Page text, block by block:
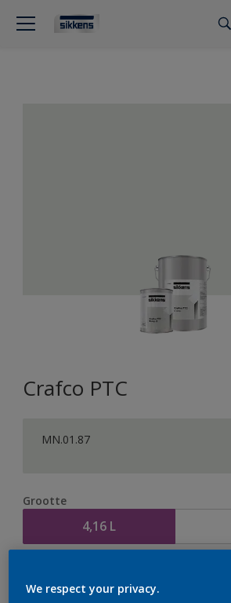
Crafco PTC
MN.01.87
Grootte
4,16 L
We respect your privacy.